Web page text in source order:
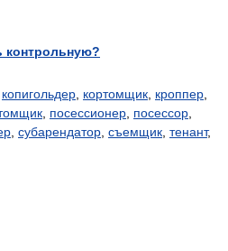
контрольную?
копигольдер кортомщик кроппер
посессионер посессор
субарендатор съемщик тенант,